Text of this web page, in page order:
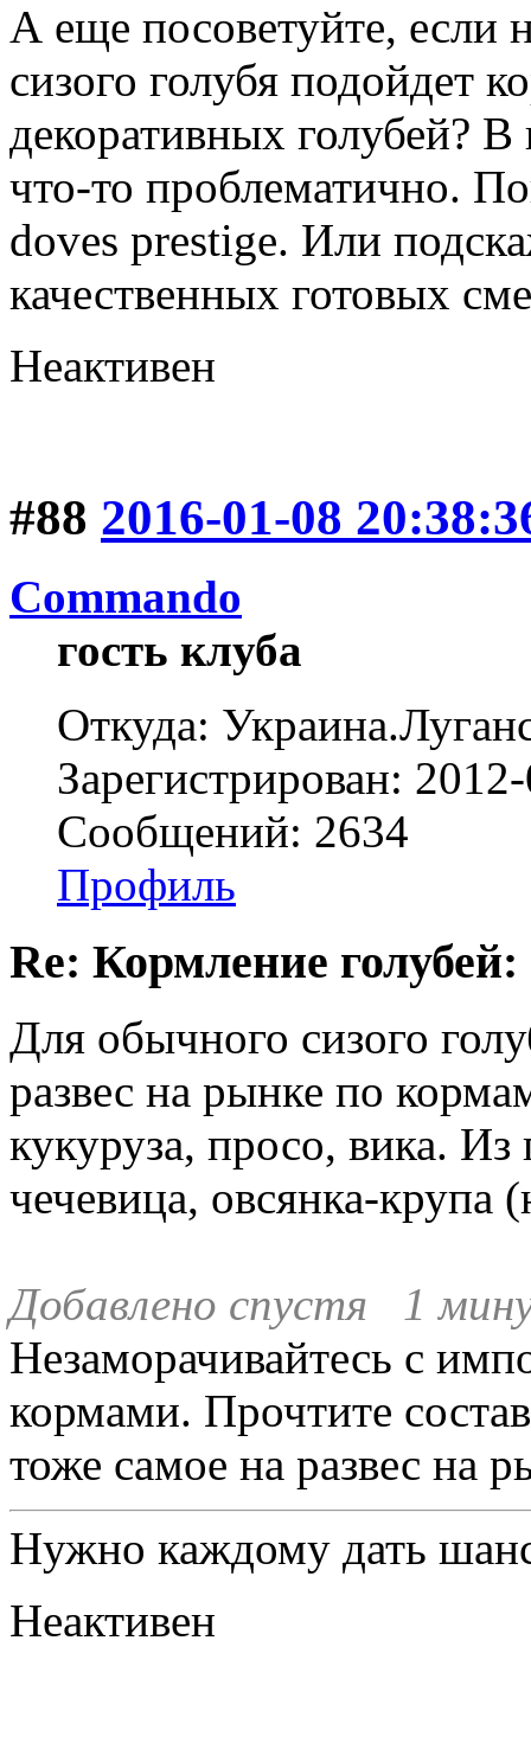
А еще посоветуйте, если
сизого голубя подойдет
декоративных голубей?
что-то проблематично.
doves prestige. Или
качественных готовых
Неактивен
#88 2016-01-08
Commando
гость клуба
Откуда:
Зарегистрирован:
Сообщений: 2634
Профиль
Re: Кормление
Для обычного сизого
развес на рынке по
кукуруза, просо, вика. Из
чечевица, овсянка-крупа
Добавлено спустя 1
Незаморачивайтесь с
кормами. Прочтите
тоже самое на развес на
Нужно каждому дать
Неактивен